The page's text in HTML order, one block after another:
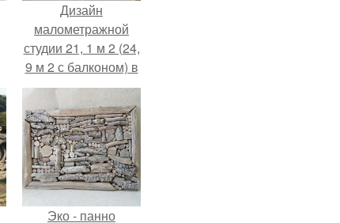
Дизайн
малометражной
студии 21, 1 м 2 (24,
9 м 2 с балконом) в
Краснодаре.
Эко - панно